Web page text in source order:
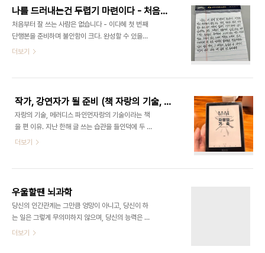
좋을..
기와 구분되어있고, 즐거움과도 결을 같이하지 않는
다. 왜냐하면, 즐거움은 일이 끝나고 찾아야 하는 가
치이니까. 그런데 본인이 좋아하는걸 업으로 삼고있
는 두 저자는 일이 곧 놀기라고 한다. 존중하지만 본
문 내용 중 본인이 상담받았던 이야기를 언급하며 일
인다. 가능하다면 일과 놀기는 구분하는게 어떨까?글
술 잘 읽혀..
나를 드러내는건 두렵기 마련이다 - 처음부터 잘 쓰는 사람은 없습니다 독후감
처음부터 잘 쓰는 사람은 없습니다 - 이다혜 첫 번째
단행본을 준비하며 불안함이 크다. 완성할 수 있을
까? 독자들이 읽어줄까? 비판의 대상이 될 만한 부분
애초에 혼자하는 작업인 까닭이다. 그래서 글쓰기 관
련 책들은 제목만으로 큰 위로가 된다. 왕도는 없다.
처음부터 잘 쓰는 사람은 없습니다.실전 스킬 다독,
다작, 다상량 세가지 원칙을 지키며 꾸준함을 유지하
는것만이 ‘정도’임을 다시한번 확인할 수 있었다. 다
Remember’라는 주문, ’나는 기억한다’ 라고 출발
자에..
더보기
작가, 강연자가 될 준비 (책 자랑의 기술, 독후감)
자랑의 기술, 메러디스 파인먼자랑의 기술이라는 책
을 편 이유. 지난 한해 글 쓰는 습관을 들인덕에 두 편
의 브런치북을 완성할 수 있었다. 그덕에 올해는 멋진
아달라는 제안이다. 이 제안들을 수락하고 성공적으
로 해 내면 멋진 자랑거리라는 생각이 들었다. 해내는
과정중에도 꾸준히 내 삶의 자랑거리를 녹여내야 한
다는 생각도 들었다. 그렇지만 많은 이책의 독자들처
럼 나도 ‘조용한 실력자’ 부류에 속한다. 다른사람 칭
더보기
우울할땐 뇌과학
당신의 인간관계는 그만큼 엉망이 아니고, 당신이 하
는 일은 그렇게 무의미하지 않으며, 당신의 능력은 당
신 생각보다 훨씬 뛰어나다. , 앨릭스 코브 긴 휴식을
더보기